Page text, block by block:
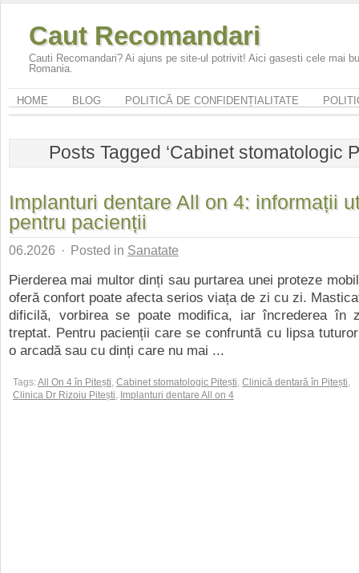
Caut Recomandari
Cauti Recomandari? Ai ajuns pe site-ul potrivit! Aici gasesti cele mai
Romania.
HOME BLOG POLITICĂ DE CONFIDENȚIALITATE
Posts Tagged ‘Cabinet stomatologic
Implanturi dentare All on 4: informații
pentru pacienții
06.2026 · Posted in Sanatate
Pierderea mai multor dinți sau purtarea unei proteze
oferă confort poate afecta serios viața de zi cu zi.
dificilă, vorbirea se poate modifica, iar încrederea în
treptat. Pentru pacienții care se confruntă cu lipsa
o arcadă sau cu dinți care nu mai ...
Tags:All On 4 în Pitești, Cabinet stomatologic Pitești, Clinică dentară în Pitești,
Clinica Dr Rizoiu Pitești, Implanturi dentare All on 4